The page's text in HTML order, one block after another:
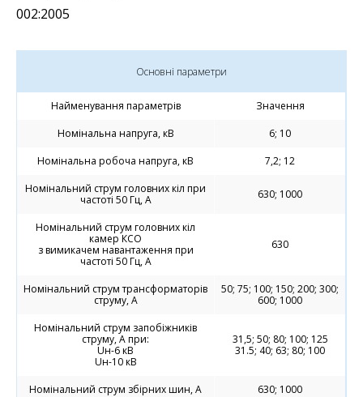
002:2005
Основні параметри
Найменування параметрів
Значення
Номінальна напруга, кВ
6; 10
Номінальна робоча напруга, кВ
7,2; 12
Номінальний струм головних кіл при
частоті 50 Гц, А
630; 1000
Номінальний струм головних кіл
камер КСО
з вимикачем навантаження при
частоті 50 Гц, А
630
Номінальний струм трансформаторів
струму, А
50; 75; 100; 150; 200; 300;
600; 1000
Номінальний струм запобіжників
струму, А при:
Uн-6 кВ
Uн-10 кВ
31,5; 50; 80; 100; 125
31.5; 40; 63; 80; 100
Номінальний струм збірних шин, А
630; 1000